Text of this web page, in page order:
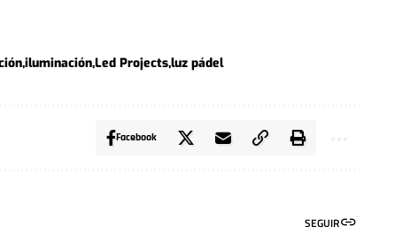
iluminaciónLed Projectsluz pádel
Facebook
SEGUIR